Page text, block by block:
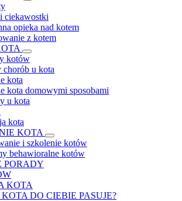
ciekawostki
opieka nad kotem
z kotem
kotów
u kota
kota
kota domowymi sposobami
u kota
kota
KOTA
i szkolenie kotów
behawioralne kotów
PORADY
KOTA
DO CIEBIE PASUJE?